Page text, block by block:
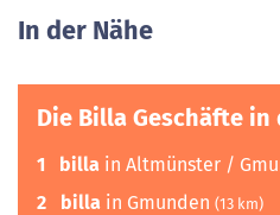
In der Nähe
Die Billa Geschäfte in
1 billa in Altmünster /
2 billa in Gmunden (13 km)